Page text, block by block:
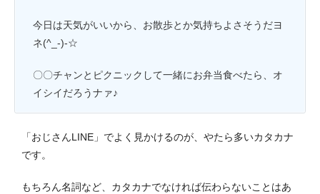
今日は天気がいいから、お散歩とか気持ちよさそうだヨ
ネ(^_-)-☆
〇〇チャンとピクニックして一緒にお弁当食べたら、オ
イシイだろうナァ♪
「おじさんLINE」でよく見かけるのが、やたら多いカタカナ
です。
もちろん名詞など、カタカナでなければ伝わらないことはあ